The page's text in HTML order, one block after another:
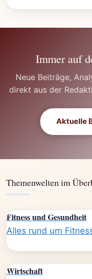
Immer auf
Neue Beiträge,
direkt aus der
Aktuelle
Themenwelten im
Fitness und Gesundheit
Alles rund um
Wirtschaft